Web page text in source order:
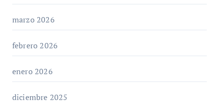
marzo 2026
febrero 2026
enero 2026
diciembre 2025